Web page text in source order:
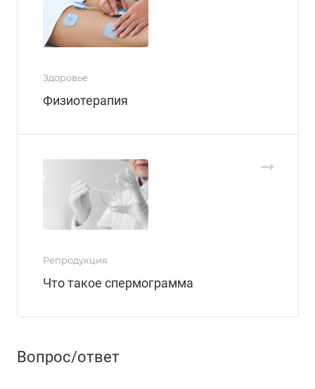
Здоровье
Физиотерапия
Репродукция
Что такое спермограмма
Вопрос/ответ